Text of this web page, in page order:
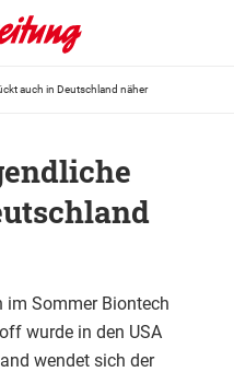
auch in Deutschland näher
im Sommer Biontech
wurde in den USA
wendet sich der